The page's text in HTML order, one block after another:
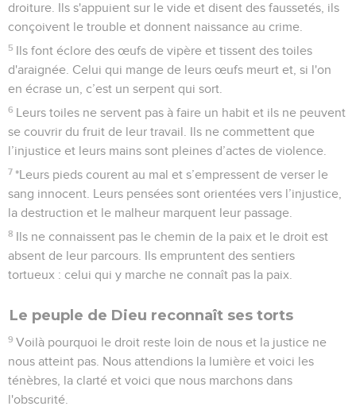
droiture. Ils s'appuient sur le vide et disent des faussetés, ils
conçoivent le trouble et donnent naissance au crime.
5 Ils font éclore des œufs de vipère et tissent des toiles
d'araignée. Celui qui mange de leurs œufs meurt et, si l'on
en écrase un, c’est un serpent qui sort.
6 Leurs toiles ne servent pas à faire un habit et ils ne peuvent
se couvrir du fruit de leur travail. Ils ne commettent que
l’injustice et leurs mains sont pleines d’actes de violence.
7 *Leurs pieds courent au mal et s’empressent de verser le
sang innocent. Leurs pensées sont orientées vers l’injustice,
la destruction et le malheur marquent leur passage.
8 Ils ne connaissent pas le chemin de la paix et le droit est
absent de leur parcours. Ils empruntent des sentiers
tortueux : celui qui y marche ne connaît pas la paix.
Le peuple de Dieu reconnaît ses torts
9 Voilà pourquoi le droit reste loin de nous et la justice ne
nous atteint pas. Nous attendions la lumière et voici les
ténèbres, la clarté et voici que nous marchons dans
l'obscurité.